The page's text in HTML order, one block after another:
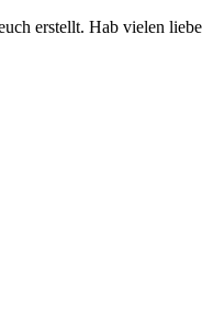
erstellt. Hab vielen